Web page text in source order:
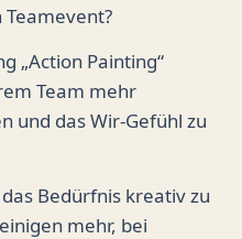
„Action Painting“
Team mehr
und das Wir-Gefühl zu
Bedürfnis kreativ zu
mehr, bei